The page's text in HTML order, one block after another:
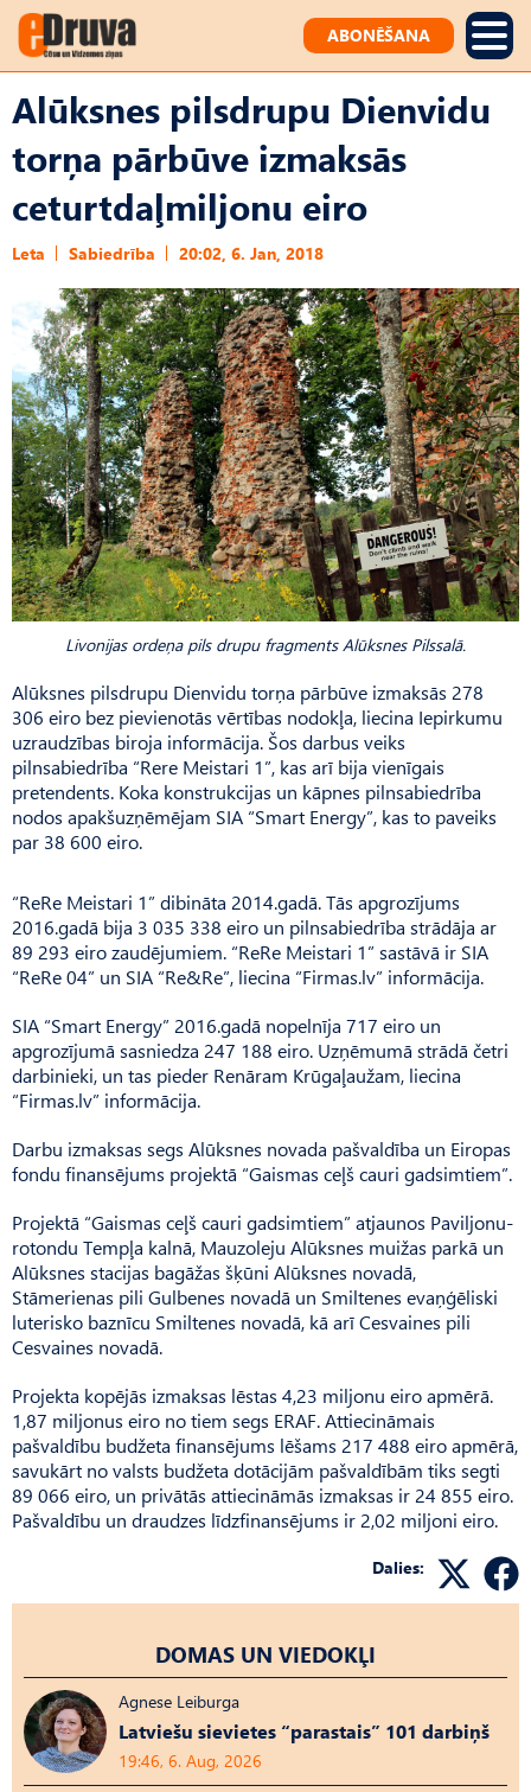
ABONĒŠANA
Alūksnes pilsdrupu Dienvidu
torņa pārbūve izmaksās
ceturtdaļmiljonu eiro
Leta Sabiedrība 20:02, 6. Jan, 2018
Livonijas ordeņa pils drupu fragments Alūksnes Pilssalā.
Alūksnes pilsdrupu Dienvidu torņa pārbūve izmaksās 278
306 eiro bez pievienotās vērtības nodokļa, liecina Iepirkumu
uzraudzības biroja informācija. Šos darbus veiks
pilnsabiedrība “Rere Meistari 1”, kas arī bija vienīgais
pretendents. Koka konstrukcijas un kāpnes pilnsabiedrība
nodos apakšuzņēmējam SIA “Smart Energy”, kas to paveiks
par 38 600 eiro.
“ReRe Meistari 1” dibināta 2014.gadā. Tās apgrozījums
2016.gadā bija 3 035 338 eiro un pilnsabiedrība strādāja ar
89 293 eiro zaudējumiem. “ReRe Meistari 1” sastāvā ir SIA
“ReRe 04” un SIA “Re&Re”, liecina “Firmas.lv” informācija.
SIA “Smart Energy” 2016.gadā nopelnīja 717 eiro un
apgrozījumā sasniedza 247 188 eiro. Uzņēmumā strādā četri
darbinieki, un tas pieder Renāram Krūgaļaužam, liecina
“Firmas.lv” informācija.
Darbu izmaksas segs Alūksnes novada pašvaldība un Eiropas
fondu finansējums projektā “Gaismas ceļš cauri gadsimtiem”.
Projektā “Gaismas ceļš cauri gadsimtiem” atjaunos Paviljonu-
rotondu Tempļa kalnā, Mauzoleju Alūksnes muižas parkā un
Alūksnes stacijas bagāžas šķūni Alūksnes novadā,
Stāmerienas pili Gulbenes novadā un Smiltenes evaņģēliski
luterisko baznīcu Smiltenes novadā, kā arī Cesvaines pili
Cesvaines novadā.
Projekta kopējās izmaksas lēstas 4,23 miljonu eiro apmērā.
1,87 miljonus eiro no tiem segs ERAF. Attiecināmais
pašvaldību budžeta finansējums lēšams 217 488 eiro apmērā,
savukārt no valsts budžeta dotācijām pašvaldībām tiks segti
89 066 eiro, un privātās attiecināmās izmaksas ir 24 855 eiro.
Pašvaldību un draudzes līdzfinansējums ir 2,02 miljoni eiro.
Dalies:
DOMAS UN VIEDOKĻI
Agnese Leiburga
Latviešu sievietes “parastais” 101 darbiņš
19:46, 6. Aug, 2026